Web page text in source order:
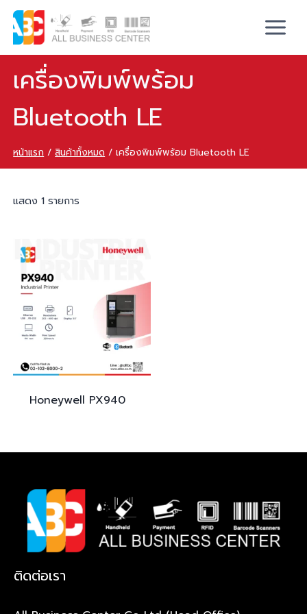
เครื่องพิมพ์พร้อม
Bluetooth LE
หน้าแรก / สินค้าทั้งหมด / เครื่องพิมพ์พร้อม Bluetooth LE
แสดง 1 รายการ
Honeywell PX940
ติดต่อเรา